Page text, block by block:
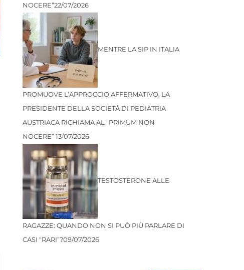
NOCERE”22/07/2026
MENTRE LA SIP IN ITALIA
PROMUOVE L’APPROCCIO AFFERMATIVO, LA
PRESIDENTE DELLA SOCIETÀ DI PEDIATRIA
AUSTRIACA RICHIAMA AL “PRIMUM NON
NOCERE”13/07/2026
TESTOSTERONE ALLE
RAGAZZE: QUANDO NON SI PUÒ PIÙ PARLARE DI
CASI “RARI”?09/07/2026